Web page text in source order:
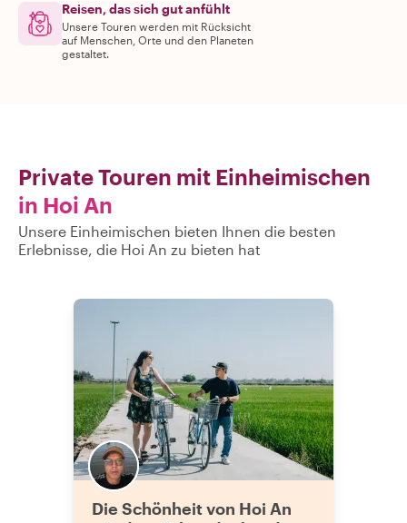
Reisen, das sich gut anfühlt
Unsere Touren werden mit Rücksicht
auf Menschen, Orte und den Planeten
gestaltet.
Private Touren mit Einheimischen
in Hoi An
Unsere Einheimischen bieten Ihnen die besten
Erlebnisse, die Hoi An zu bieten hat
Die Schönheit von Hoi An